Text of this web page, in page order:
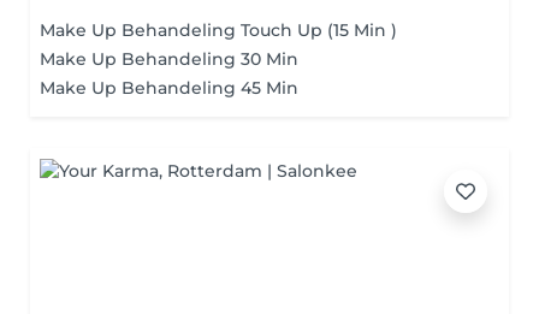
Make Up Behandeling Touch Up (15 Min )
Make Up Behandeling 30 Min
Make Up Behandeling 45 Min